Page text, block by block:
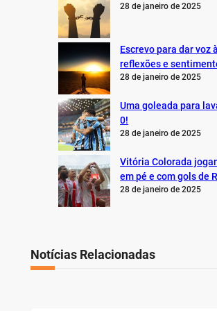
28 de janeiro de 2025
Escrevo para dar voz
reflexões e
28 de janeiro de 2025
Uma goleada para
0!
28 de janeiro de 2025
Vitória Colorada
em pé e com gols de
28 de janeiro de 2025
Notícias Relacionadas